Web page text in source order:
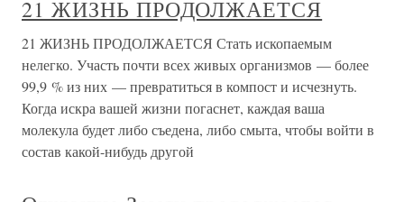
21 ЖИЗНЬ ПРОДОЛЖАЕТСЯ
21 ЖИЗНЬ ПРОДОЛЖАЕТСЯ Стать ископаемым
нелегко. Участь почти всех живых организмов — более
99,9 % из них — превратиться в компост и исчезнуть.
Когда искра вашей жизни погаснет, каждая ваша
молекула будет либо съедена, либо смыта, чтобы войти в
состав какой-нибудь другой